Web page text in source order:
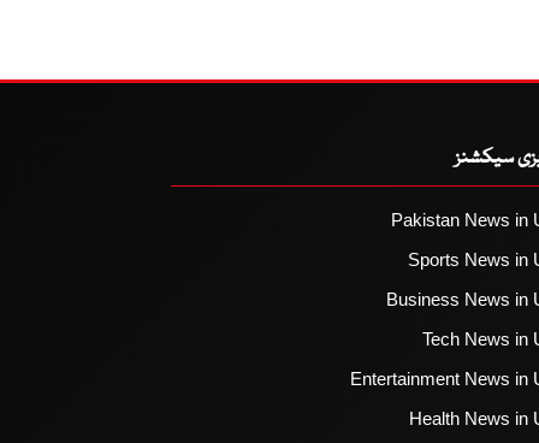
سیکشنز
Pakistan News in
Sports News in
Business News in
Tech News in
Entertainment News in
Health News in